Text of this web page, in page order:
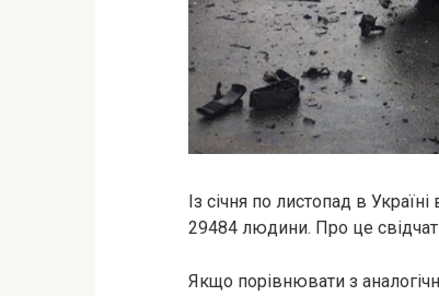
Із січня по листопад в
29484 людини. Про це
Якщо порівнювати з